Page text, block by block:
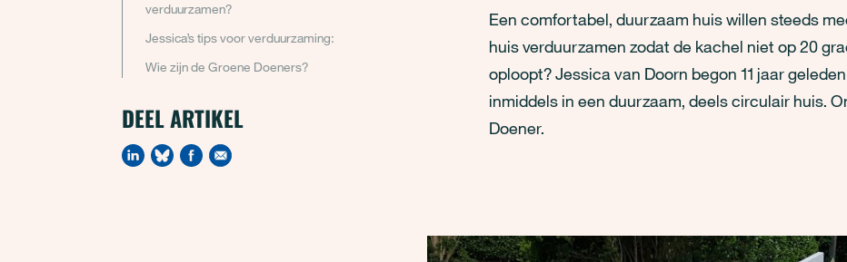
verduurzamen?
Jessica’s tips voor verduurzaming:
Wie zijn de Groene Doeners?
DEEL ARTIKEL
Een comfortabel, duurzaam huis willen steeds
huis verduurzamen zodat de kachel niet op 20
oploopt? Jessica van Doorn begon 11 jaar
inmiddels in een duurzaam, deels circulair huis.
Doener.